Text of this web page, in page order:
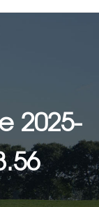
2025-